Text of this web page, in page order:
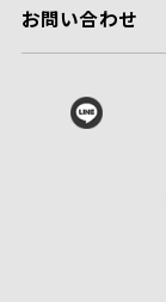
お問い合わせ